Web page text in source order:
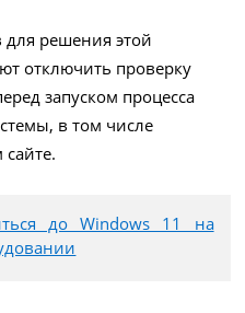
для решения этой
отключить проверку
запуском процесса
в том числе
до Windows 11 на